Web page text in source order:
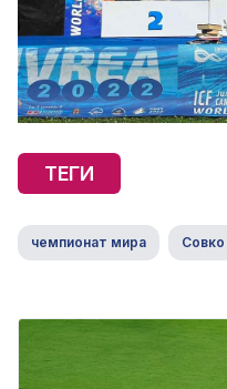
ТЕГИ
чемпионат мира Совко